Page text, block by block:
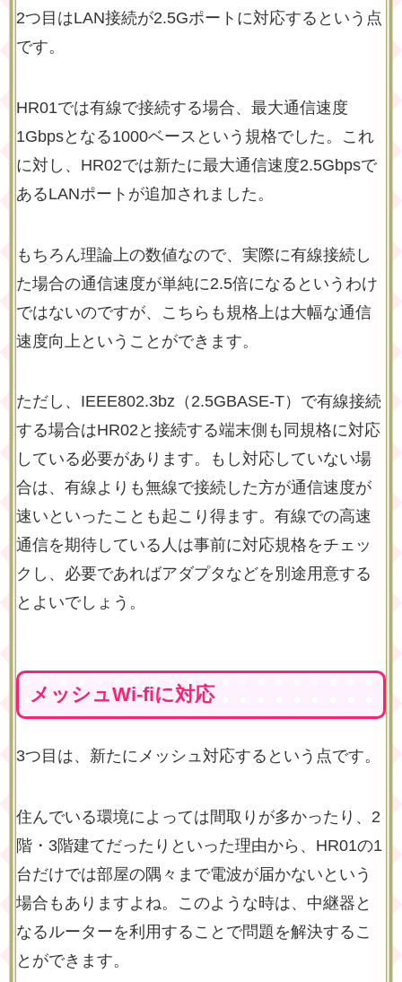
2つ目はLAN接続が2.5Gポートに対応するという点
です。
HR01では有線で接続する場合、最大通信速度
1Gbpsとなる1000ベースという規格でした。これ
に対し、HR02では新たに最大通信速度2.5Gbpsで
あるLANポートが追加されました。
もちろん理論上の数値なので、実際に有線接続し
た場合の通信速度が単純に2.5倍になるというわけ
ではないのですが、こちらも規格上は大幅な通信
速度向上ということができます。
ただし、IEEE802.3bz（2.5GBASE-T）で有線接続
する場合はHR02と接続する端末側も同規格に対応
している必要があります。もし対応していない場
合は、有線よりも無線で接続した方が通信速度が
速いといったことも起こり得ます。有線での高速
通信を期待している人は事前に対応規格をチェッ
クし、必要であればアダプタなどを別途用意する
とよいでしょう。
メッシュWi-fiに対応
3つ目は、新たにメッシュ対応するという点です。
住んでいる環境によっては間取りが多かったり、2
階・3階建てだったりといった理由から、HR01の1
台だけでは部屋の隅々まで電波が届かないという
場合もありますよね。このような時は、中継器と
なるルーターを利用することで問題を解決するこ
とができます。